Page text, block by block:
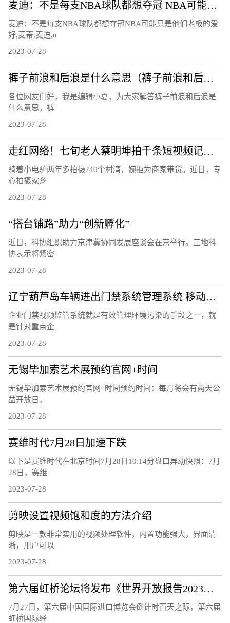
麦迪：不是每支NBA球队都想夺冠 NBA可能只是他们老板的爱好
麦迪：不是每支NBA球队都想夺冠NBA可能只是他们老板的爱
好,麦蒂,麦迪,n
2023-07-28
裤子前浪和后浪是什么意思（裤子前浪和后浪意思是什么）
各位网友们好，我是编辑小夏，为大家解答裤子前浪和后浪是
什么意思，裤
2023-07-28
走红网络！七旬老人蔡明坤拍千条短视频记录乡愁
骑着小电驴两年多拍摄240个村湾，婉拒为商家带货。近日，专
心拍摄家乡
2023-07-28
“搭台铺路”助力“创新孵化”
近日，科协组织助力京津冀协同发展座谈会在京举行。三地科
协表示将紧密
2023-07-28
辽宁葫芦岛车辆进出门禁系统管理系统 移动污染源应急管理方案
企业门禁视频监管系统就是有效管理环境污染的手段之一，就
是针对重点企
2023-07-28
无锡毕加索艺术展预约官网+时间
无锡毕加索艺术展预约官网+时间预约时间：每月将会有两天公
益开放日，
2023-07-28
赛维时代7月28日加速下跌
以下是赛维时代在北京时间7月28日10:14分盘口异动快照：7月
28日，赛维
2023-07-28
剪映设置视频饱和度的方法介绍
剪映是一款非常实用的视频处理软件，内置功能强大，界面清
晰，用户可以
2023-07-28
第六届虹桥论坛将发布《世界开放报告2023》和最新世界开放指数
7月27日，第六届中国国际进口博览会倒计时百天之际，第六届
虹桥国际经